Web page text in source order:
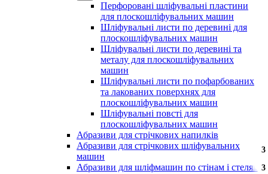
Перфоровані шліфувальні пластини
для плоскошліфувальних машин
Шліфувальні листи по деревині для
плоскошліфувальних машин
Шліфувальні листи по деревині та
металу для плоскошліфувальних
машин
Шліфувальні листи по пофарбованих
та лакованих поверхнях для
плоскошліфувальних машин
Шліфувальні повсті для
плоскошліфувальних машин
Абразиви для стрічкових напилків
Абразиви для стрічкових шліфувальних
машин
Абразиви для шліфмашин по стінам і стелям
3
3